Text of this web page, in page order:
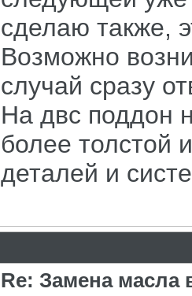
сделаю также,
Возможно
случай сразу
На двс поддон
более толстой
деталей и
Re: Замена масла